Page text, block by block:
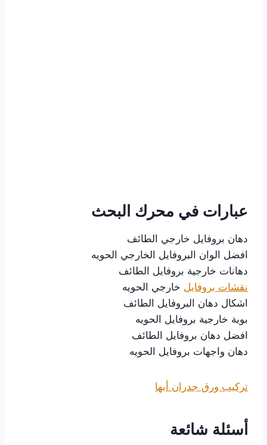
عبارات في محرك البحث
دهان بروفايل خارجي الطائف
افضل الوان البروفايل الخارجي الحويه
دهانات خارجية بروفايل الطائف
نقشات بروفايل خارجي الحويه
اشكال دهان البروفايل الطائف
بوية خارجية بروفايل الحويه
افضل دهان بروفايل الطائف
دهان واجهات بروفايل الحويه
تركيب ورق جدران أبها
أسئلة شائعة